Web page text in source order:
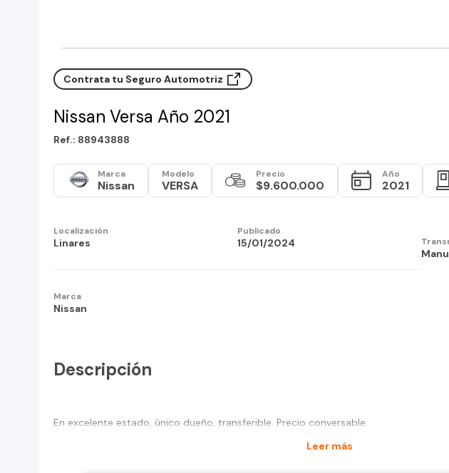
Contrata tu Seguro Automotriz
Nissan Versa Año 2021
Ref.: 88943888
Marca
Nissan
Modelo
VERSA
Precio
$9.600.000
Año
2021
Localización
Linares
Publicado
15/01/2024
Marca
Nissan
Descripción
En excelente estado, único dueño, transferible. Precio conversable.
Leer más